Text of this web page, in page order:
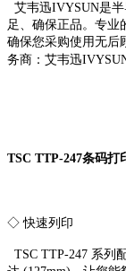
艾韦迅IVYSUN是
足、确保正品。专业
确保您采购使用无后
务商：艾韦迅
TSC TTP-247条码打
◇ 快速列印
TSC TTP-247 系列